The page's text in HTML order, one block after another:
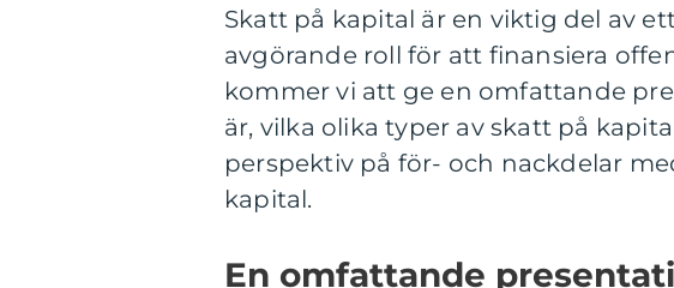
Skatt på kapital är en viktig del av
avgörande roll för att finansiera
kommer vi att ge en omfattande
är, vilka olika typer av skatt på
perspektiv på för- och nackdelar
kapital.
En omfattande